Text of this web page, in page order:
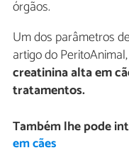
órgãos.
Um dos parâmetros
artigo do
creatinina alta em
tratamentos.
Também lhe pode
em cães